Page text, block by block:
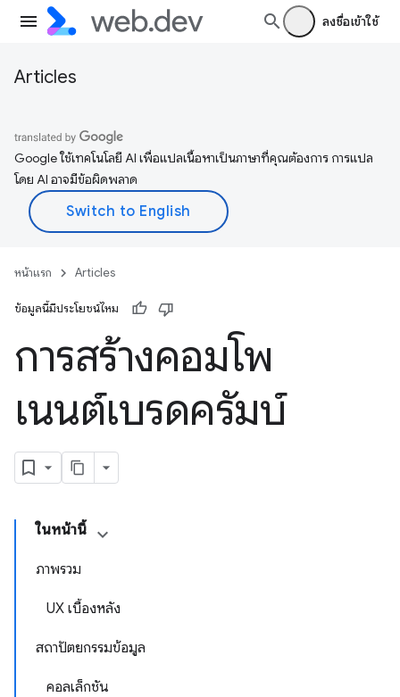
ลงชื่อเข้าใช้
Articles
Google ใช้เทคโนโลยี AI เพื่อแปลเนื้อหาเป็นภาษาที่คุณต้องการ การแปล
โดย AI อาจมีข้อผิดพลาด
หน้าแรก Articles
ข้อมูลนี้มีประโยชน์ไหม
การสร้างคอมโพ
เนนต์เบรดครัมบ์
ในหน้านี้
ภาพรวม
UX เบื้องหลัง
สถาปัตยกรรมข้อมูล
คอลเล็กชัน